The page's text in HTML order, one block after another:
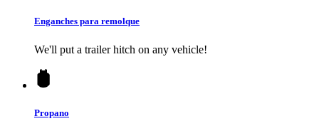
Enganches para remolque
We'll put a trailer hitch on any vehicle!
Propano